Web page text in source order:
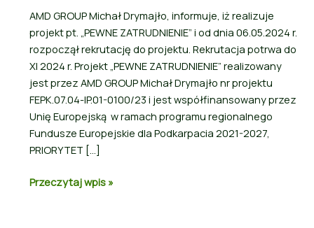
AMD GROUP Michał Drymajło, informuje, iż realizuje
projekt pt. „PEWNE ZATRUDNIENIE” i od dnia 06.05.2024 r.
rozpoczął rekrutację do projektu. Rekrutacja potrwa do
XI 2024 r. Projekt „PEWNE ZATRUDNIENIE” realizowany
jest przez AMD GROUP Michał Drymajło nr projektu
FEPK.07.04-IP.01-0100/23 i jest współfinansowany przez
Unię Europejską w ramach programu regionalnego
Fundusze Europejskie dla Podkarpacia 2021-2027,
PRIORYTET […]
Przeczytaj wpis »